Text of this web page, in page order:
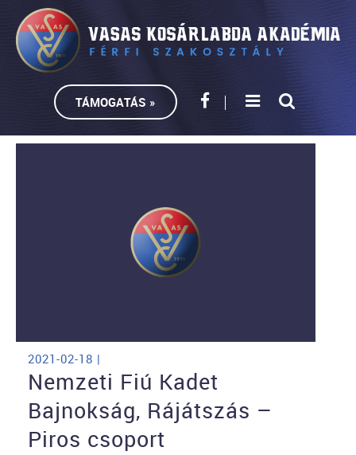
TÁMOGATÁS »
2021-02-18 |
Nemzeti Fiú Kadet
Bajnokság, Rájátszás –
Piros csoport